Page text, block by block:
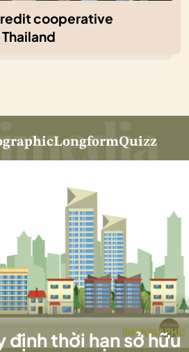
cooperative
LongformQuizz
định thời hạn sở hữu